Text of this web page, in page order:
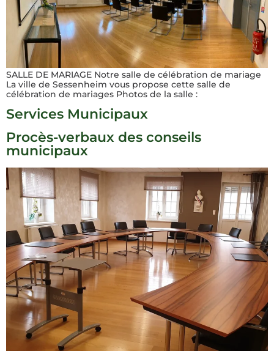
SALLE DE MARIAGE Notre salle de célébration de mariage
La ville de Sessenheim vous propose cette salle de
célébration de mariages Photos de la salle :
Services Municipaux
Procès-verbaux des conseils
municipaux